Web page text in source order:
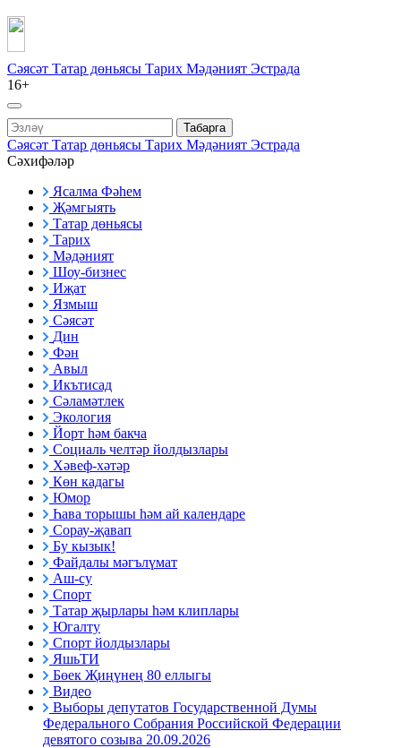
Сәясәт Татар дөньясы Тарих Мәдәният Эстрада
16+
Табарга
Сәясәт Татар дөньясы Тарих Мәдәният Эстрада
Сәхифәләр
Ясалма Фәһем
Җәмгыять
Татар дөньясы
Тарих
Мәдәният
Шоу-бизнес
Иҗат
Язмыш
Сәясәт
Дин
Фән
Авыл
Икътисад
Сәламәтлек
Экология
Йорт һәм бакча
Социаль челтәр йолдызлары
Хәвеф-хәтәр
Көн кадагы
Юмор
Һава торышы һәм ай календаре
Сорау-җавап
Бу кызык!
Файдалы мәгълүмат
Аш-су
Спорт
Татар җырлары һәм клиплары
Югалту
Спорт йолдызлары
ЯшьТИ
Бөек Җиңүнең 80 еллыгы
Видео
Выборы депутатов Государственной Думы
Федерального Собрания Российской Федерации
девятого созыва 20.09.2026